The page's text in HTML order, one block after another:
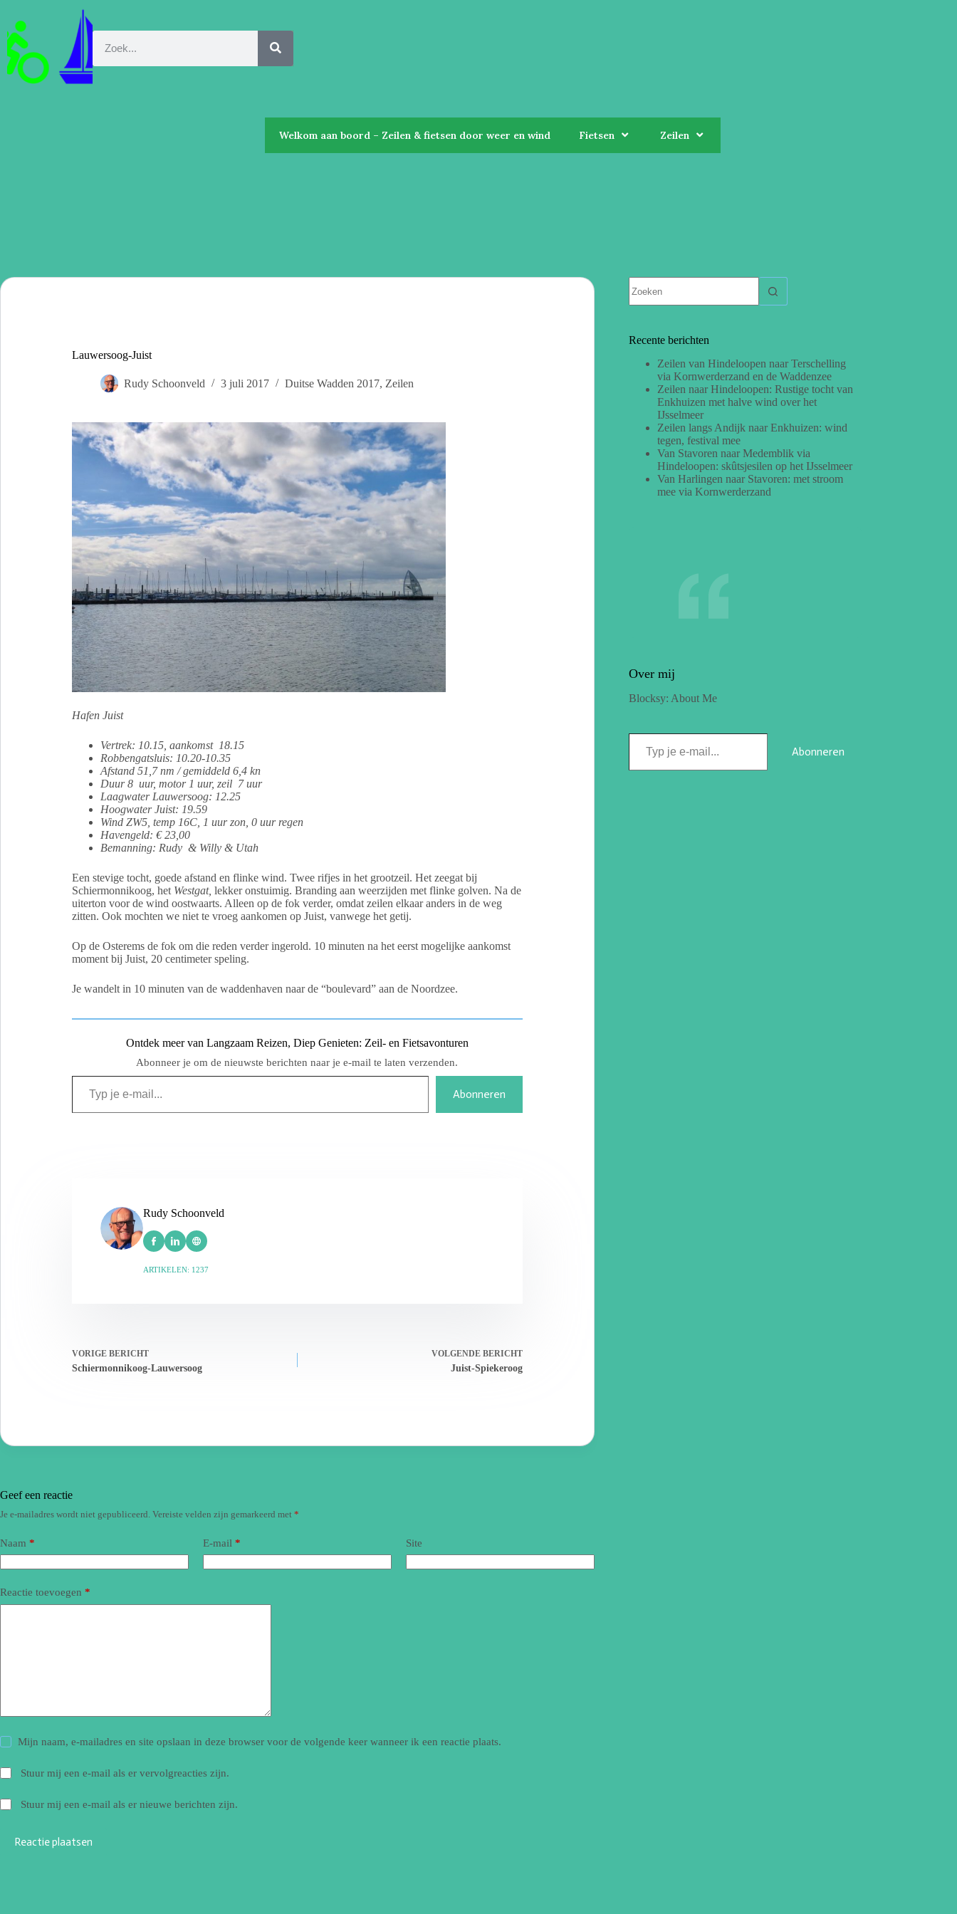
Welkom aan boord – Zeilen & fietsen door weer en wind Fietsen Zeilen
Lauwersoog-Juist
Rudy Schoonveld 3 juli 2017 Duitse Wadden 2017, Zeilen
Hafen Juist
Vertrek: 10.15, aankomst 18.15
Robbengatsluis: 10.20-10.35
Afstand 51,7 nm / gemiddeld 6,4 kn
Duur 8 uur, motor 1 uur, zeil 7 uur
Laagwater Lauwersoog: 12.25
Hoogwater Juist: 19.59
Wind ZW5, temp 16C, 1 uur zon, 0 uur regen
Havengeld: € 23,00
Bemanning: Rudy & Willy & Utah
Een stevige tocht, goede afstand en flinke wind. Twee rifjes in het grootzeil. Het zeegat bij
Schiermonnikoog, het Westgat, lekker onstuimig. Branding aan weerzijden met flinke golven. Na de
uiterton voor de wind oostwaarts. Alleen op de fok verder, omdat zeilen elkaar anders in de weg
zitten. Ook mochten we niet te vroeg aankomen op Juist, vanwege het getij.
Op de Osterems de fok om die reden verder ingerold. 10 minuten na het eerst mogelijke aankomst
moment bij Juist, 20 centimeter speling.
Je wandelt in 10 minuten van de waddenhaven naar de “boulevard” aan de Noordzee.
Ontdek meer van Langzaam Reizen, Diep Genieten: Zeil- en Fietsavonturen
Abonneer je om de nieuwste berichten naar je e-mail te laten verzenden.
Abonneren
Rudy Schoonveld
ARTIKELEN: 1237
VORIGE BERICHT
Schiermonnikoog-Lauwersoog
VOLGENDE BERICHT
Juist-Spiekeroog
Recente berichten
Zeilen van Hindeloopen naar Terschelling
via Kornwerderzand en de Waddenzee
Zeilen naar Hindeloopen: Rustige tocht van
Enkhuizen met halve wind over het
IJsselmeer
Zeilen langs Andijk naar Enkhuizen: wind
tegen, festival mee
Van Stavoren naar Medemblik via
Hindeloopen: skûtsjesilen op het IJsselmeer
Van Harlingen naar Stavoren: met stroom
mee via Kornwerderzand
Over mij
Blocksy: About Me
Abonneren
Geef een reactie
Je e-mailadres wordt niet gepubliceerd. Vereiste velden zijn gemarkeerd met *
Naam * E-mail * Site
Reactie toevoegen *
Mijn naam, e-mailadres en site opslaan in deze browser voor de volgende keer wanneer ik een reactie plaats.
Stuur mij een e-mail als er vervolgreacties zijn.
Stuur mij een e-mail als er nieuwe berichten zijn.
Reactie plaatsen